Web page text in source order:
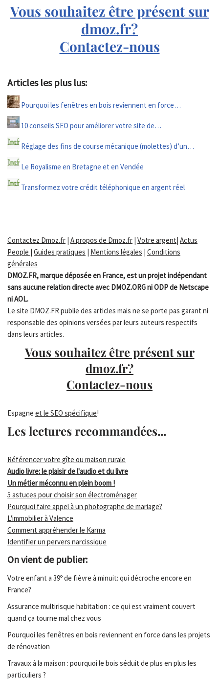
Vous souhaitez être présent sur
dmoz.fr?
Contactez-nous
Articles les plus lus:
Pourquoi les fenêtres en bois reviennent en force…
10 conseils SEO pour améliorer votre site de…
Réglage des fins de course mécanique (molettes) d’un…
Le Royalisme en Bretagne et en Vendée
Transformez votre crédit téléphonique en argent réel
Contactez Dmoz.fr | A propos de Dmoz.fr | Votre argent| Actus
People | Guides pratiques | Mentions légales | Conditions
générales
DMOZ.FR, marque déposée en France, est un projet indépendant
sans aucune relation directe avec DMOZ.ORG ni ODP de Netscape
ni AOL.
Le site DMOZ.FR publie des articles mais ne se porte pas garant ni
responsable des opinions versées par leurs auteurs respectifs
dans leurs articles.
Vous souhaitez être présent sur
dmoz.fr?
Contactez-nous
Espagne et le SEO spécifique!
Les lectures recommandées...
Référencer votre gîte ou maison rurale
Audio livre: le plaisir de l'audio et du livre
Un métier méconnu en plein boom !
5 astuces pour choisir son électroménager
Pourquoi faire appel à un photographe de mariage?
L'immobilier à Valence
Comment appréhender le Karma
Identifier un pervers narcissique
On vient de publier:
Votre enfant a 39º de fièvre à minuit: qui décroche encore en
France?
Assurance multirisque habitation : ce qui est vraiment couvert
quand ça tourne mal chez vous
Pourquoi les fenêtres en bois reviennent en force dans les projets
de rénovation
Travaux à la maison : pourquoi le bois séduit de plus en plus les
particuliers ?